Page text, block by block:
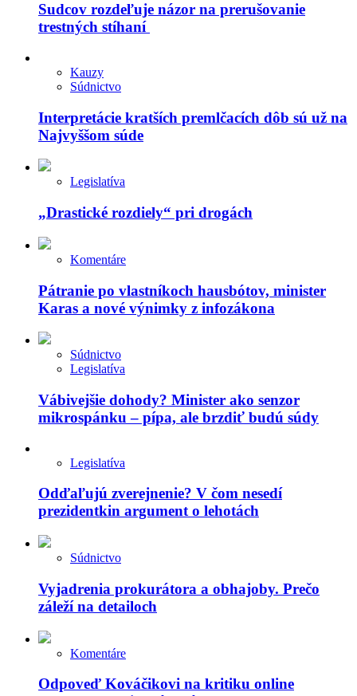
Sudcov rozdeľuje názor na prerušovanie
trestných stíhaní
Kauzy
Súdnictvo
Interpretácie kratších premlčacích dôb sú už na
Najvyššom súde
Legislatíva
„Drastické rozdiely“ pri drogách
Komentáre
Pátranie po vlastníkoch hausbótov, minister
Karas a nové výnimky z infozákona
Súdnictvo
Legislatíva
Vábivejšie dohody? Minister ako senzor
mikrospánku – pípa, ale brzdiť budú súdy
Legislatíva
Odďaľujú zverejnenie? V čom nesedí
prezidentkin argument o lehotách
Súdnictvo
Vyjadrenia prokurátora a obhajoby. Prečo
záleží na detailoch
Komentáre
Odpoveď Kováčikovi na kritiku online